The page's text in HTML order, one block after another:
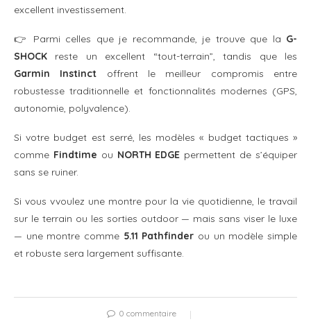
excellent investissement.
👉 Parmi celles que je recommande, je trouve que la G-
SHOCK reste un excellent “tout-terrain”, tandis que les
Garmin Instinct offrent le meilleur compromis entre
robustesse traditionnelle et fonctionnalités modernes (GPS,
autonomie, polyvalence).
Si votre budget est serré, les modèles « budget tactiques »
comme Findtime ou NORTH EDGE permettent de s’équiper
sans se ruiner.
Si vous vvoulez une montre pour la vie quotidienne, le travail
sur le terrain ou les sorties outdoor — mais sans viser le luxe
— une montre comme 5.11 Pathfinder ou un modèle simple
et robuste sera largement suffisante.
0 commentaire